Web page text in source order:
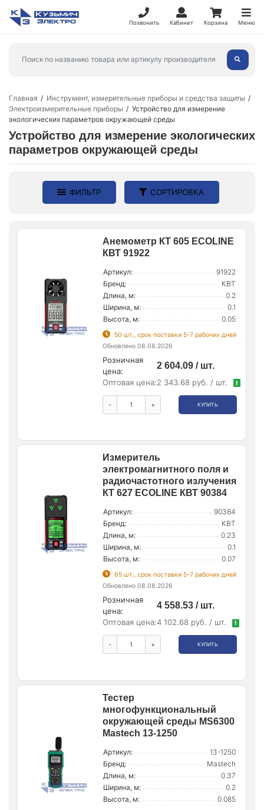
Позвонить Кабинет Корзина Меню
Главная
Инструмент, измерительные приборы и средства защиты
Электроизмерительные приборы
Устройство для измерение
экологических параметров окружающей среды
Устройство для измерение экологических
параметров окружающей среды
ФИЛЬТР СОРТИРОВКА
Анемометр КТ 605 ECOLINE
КВТ 91922
Артикул:
91922
Бренд:
КВТ
Длина, м:
0.2
Ширина, м:
0.1
Высота, м:
0.05
50 шт., срок поставки 5-7 рабочих дней
Обновлено 08.08.2026
Розничная
цена:
2 604.09 / шт.
Оптовая цена:2 343.68 руб. / шт. !
- + КУПИТЬ
Измеритель
электромагнитного поля и
радиочастотного излучения
КТ 627 ECOLINE КВТ 90384
Артикул:
90384
Бренд:
КВТ
Длина, м:
0.23
Ширина, м:
0.1
Высота, м:
0.07
65 шт., срок поставки 5-7 рабочих дней
Обновлено 08.08.2026
Розничная
цена:
4 558.53 / шт.
Оптовая цена:4 102.68 руб. / шт. !
- + КУПИТЬ
Тестер
многофункциональный
окружающей среды MS6300
Mastech 13-1250
Артикул:
13-1250
Бренд:
Mastech
Длина, м:
0.37
Ширина, м:
0.2
Высота, м:
0.085